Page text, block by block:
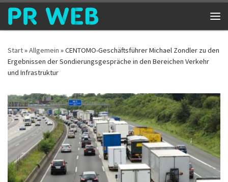
Zum Inhalt springen
Start»Allgemein »CENTOMO-Geschäftsführer Michael Zondler zu den
Ergebnissen der Sondierungsgespräche in den Bereichen Verkehr
und Infrastruktur